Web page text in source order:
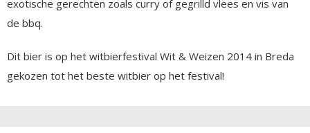
exotische gerechten zoals curry of gegrilld vlees en vis van
de bbq.
Dit bier is op het witbierfestival Wit & Weizen 2014 in Breda
gekozen tot het beste witbier op het festival!